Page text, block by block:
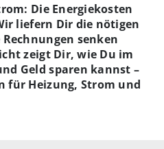
Die Energiekosten
liefern Dir die nötigen
senken
zeigt Dir, wie Du im
Geld sparen kannst –
für Heizung, Strom und